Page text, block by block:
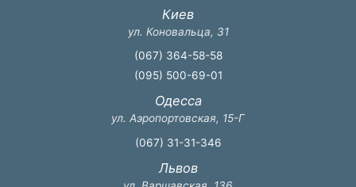
Киев
ул. Коновальца, 31
(067) 364-58-58
(095) 500-69-01
Одесса
ул. Аэропортовская, 15-Г
(067) 31-31-346
Львов